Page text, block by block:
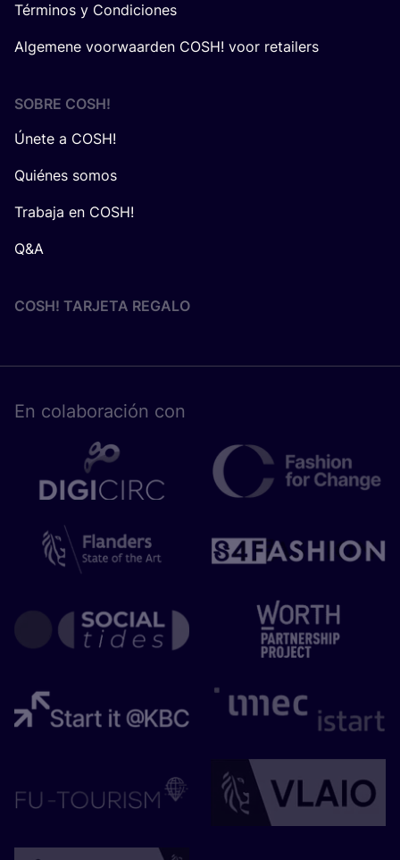
Términos y Condiciones
Algemene voorwaarden COSH! voor retailers
SOBRE COSH!
Únete a COSH!
Quiénes somos
Trabaja en COSH!
Q&A
COSH! TARJETA REGALO
En cola­bo­ra­ción con